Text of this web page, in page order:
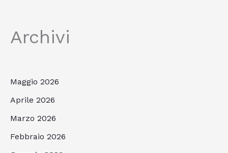
Archivi
Maggio 2026
Aprile 2026
Marzo 2026
Febbraio 2026